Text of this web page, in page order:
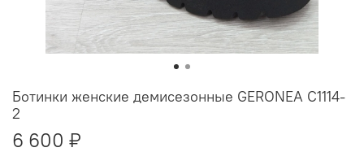
Ботинки женские демисезонные GERONEA C1114-
2
6 600 ₽